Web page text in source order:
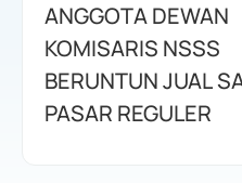
ANGGOTA DEWAN
KOMISARIS NSSS
BERUNTUN JUAL
PASAR REGULER